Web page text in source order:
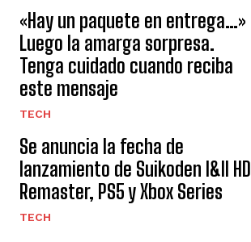
«Hay un paquete en entrega…»
Luego la amarga sorpresa.
Tenga cuidado cuando reciba
este mensaje
TECH
Se anuncia la fecha de
lanzamiento de Suikoden I&II HD
Remaster, PS5 y Xbox Series
TECH